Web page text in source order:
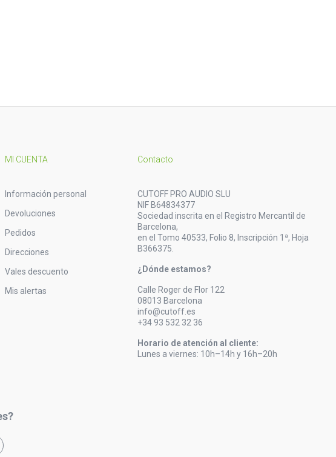
MI CUENTA
Información personal
Devoluciones
Pedidos
Direcciones
Vales descuento
Mis alertas
Contacto
CUTOFF PRO AUDIO SLU
NIF B64834377
Sociedad inscrita en el Registro Mercantil de
Barcelona,
en el Tomo 40533, Folio 8, Inscripción 1ª, Hoja
B366375.
¿Dónde estamos?
Calle Roger de Flor 122
08013 Barcelona
info@cutoff.es
+34 93 532 32 36
Horario de atención al cliente:
Lunes a viernes: 10h–14h y 16h–20h